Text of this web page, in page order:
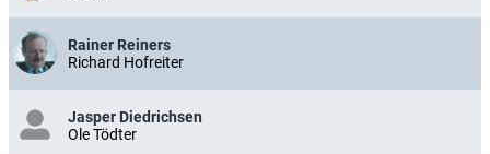
Rainer Reiners
Richard Hofreiter
Jasper Diedrichsen
Ole Tödter